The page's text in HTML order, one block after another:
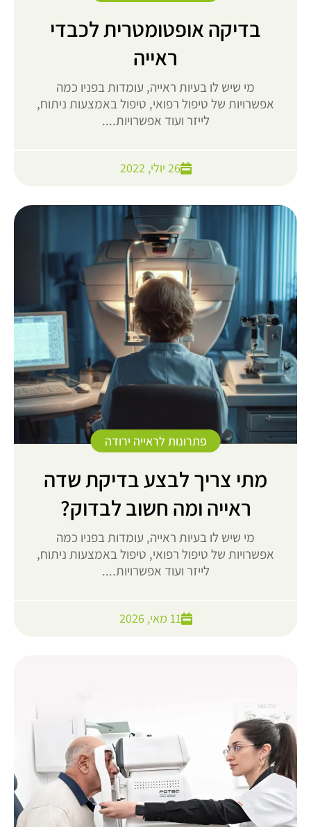
בדיקה אופטומטרית לכבדי
ראייה
מי שיש לו בעיות ראייה, עומדות בפניו כמה
אפשרויות של טיפול רפואי, טיפול באמצעות ניתוח,
לייזר ועוד אפשרויות....
26 יולי, 2022
פתרונות לראייה ירודה
מתי צריך לבצע בדיקת שדה
ראייה ומה חשוב לבדוק?
מי שיש לו בעיות ראייה, עומדות בפניו כמה
אפשרויות של טיפול רפואי, טיפול באמצעות ניתוח,
לייזר ועוד אפשרויות....
11 מאי, 2026